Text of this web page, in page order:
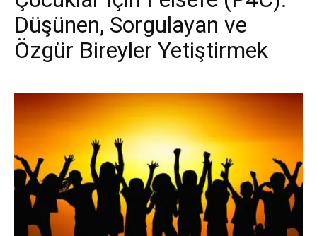
Düşünen, Sorgulayan ve
Özgür Bireyler Yetiştirmek